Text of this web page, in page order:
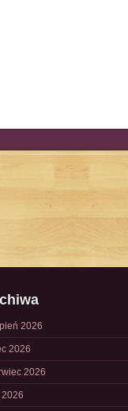
2026
2026
2026